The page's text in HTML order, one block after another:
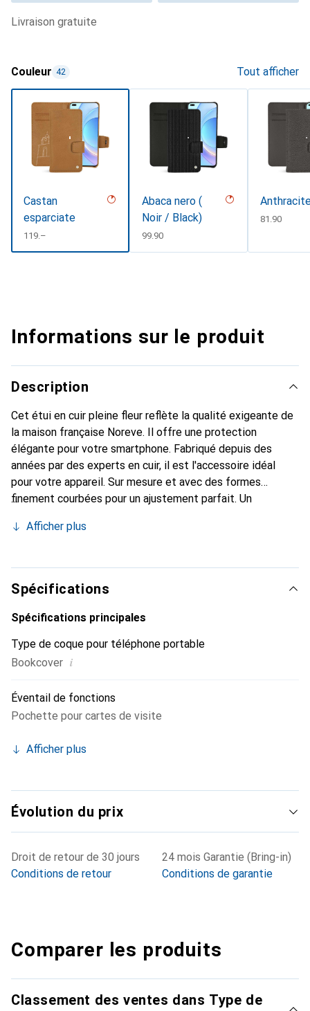
livraison gratuite
Couleur 42 Tout afficher
Castan
esparciate
CHF
119.–
Abaca nero (
Noir / Black)
CHF
99.90
CHF
81.90
Informations sur le produit
Description
Cet étui en cuir pleine fleur reflète la qualité exigeante de
la maison française Noreve. Il offre une protection
élégante pour votre smartphone. Fabriqué depuis des
années par des experts en cuir, il est l'accessoire idéal
pour votre appareil. Sur mesure et avec des formes
finement courbées pour un ajustement parfait. Un
smartphone. La marque Noreve est internationalement
toujours un excellent choix pour le client exigeant.
Afficher plus
Spécifications
Spécifications principales
Type de coque pour téléphone portable
Bookcover i
Éventail de fonctions
Pochette pour cartes de visite
Afficher plus
Évolution du prix
Droit de retour de 30 jours
Conditions de retour
24 mois Garantie (Bring-in)
Conditions de garantie
Comparer les produits
Classement des ventes dans Type de